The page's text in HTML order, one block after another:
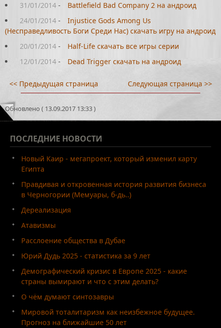
31/01/2014 -
Battlefield Bad Company 2 на андроид
24/01/2014 -
Injustice Gods Among Us
(Несправедливость Боги Среди Нас) скачать игру на андроид
20/01/2014 -
Half-Life скачать все игры серии
12/01/2014 - Dead Trigger скачать на андроид
<< Предыдущая страница Следующая страница >>
Обновлено ( 13.09.2017 13:33 )
ПОСЛЕДНИЕ НОВОСТИ
Новый Каир - мегапроект, который изменил карту
Египта
Правдивая и откровенная история развития бизнеса
в Черногории (Мемуары, б-дь..)
Дереализация
Атавизмы
Расслоение общества в Дубае
Юрий Дудь 2025 - статистика за 9 лет
Демографический кризис в Европе 2025 - какие
страны вымирают и что с этим делать?
О чём думают синтозавры
Мировой тоталитаризм как неизбежное будущее.
Прогноз на ближайшие 50 лет